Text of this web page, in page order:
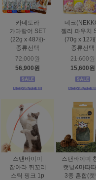
카네토라
가다랑어 SET
(22g x 48개)-
종류선택
72,000원
56,900원
네코
젤리 파우치
(70g x 12
종류선택
21,600원
15,600원
스탠바이미
잡아라 쥐꼬리
스틱 핑크 1p
스탠바이미
캣닢&마따따
3종 혼합(캣